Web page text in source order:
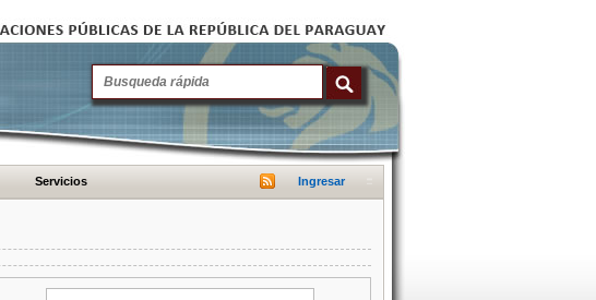
Servicios Ingresar